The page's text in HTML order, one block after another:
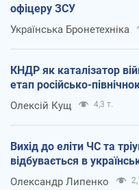
офіцеру ЗСУ
Українська Бронетехніка
КНДР як каталізатор
етап російсько-
Олексій Кущ 4,3 т.
Вихід до еліти ЧС та
відбувається в
Олександр Липенко